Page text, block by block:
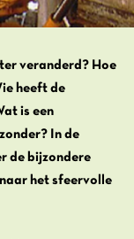
veranderd? Hoe
heeft de
is een
In de
de bijzondere
het sfeervolle